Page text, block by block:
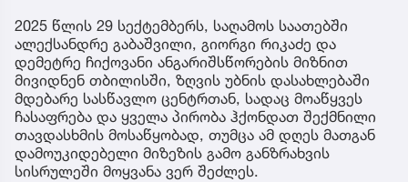
2025 წლის 29 სექტემბერს, საღამოს საათებში
ალექსანდრე გაბაშვილი, გიორგი რიკაძე და
დემეტრე ჩიქოვანი ანგარიშსწორების მიზნით
მივიდნენ თბილისში, ზღვის უბნის დასახლებაში
მდებარე სასწავლო ცენტრთან, სადაც მოაწყვეს
ჩასაფრება და ყველა პირობა ჰქონდათ შექმნილი
თავდასხმის მოსაწყობად, თუმცა ამ დღეს მათგან
დამოუკიდებელი მიზეზის გამო განზრახვის
სისრულეში მოყვანა ვერ შეძლეს.